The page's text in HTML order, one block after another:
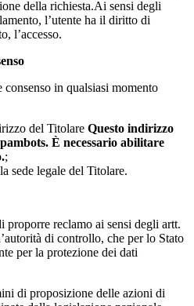
della richiesta.Ai sensi degli
l’utente ha il diritto di
l’accesso.
in qualsiasi momento
del Titolare Questo indirizzo
È necessario abilitare
;
sede legale del Titolare.
proporre reclamo ai sensi degli artt.
di controllo, che per lo Stato
per la protezione dei dati
di proposizione delle azioni di